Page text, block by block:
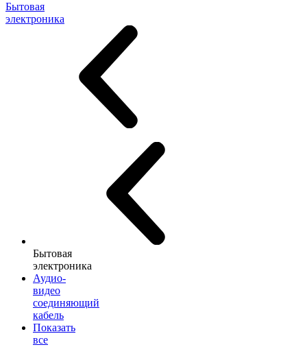
Бытовая
электроника
Бытовая
электроника
Аудио-
видео
соединяющий
кабель
Показать
все